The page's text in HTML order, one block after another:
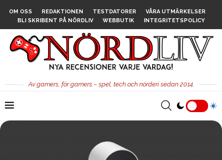
OM OSS REDAKTIONEN TESTDATORER
VÅRA UTMÄRKELSER
BLI SKRIBENT PÅ NÖRDLIV
WEBBUTIK INTEGRITETSPOLICY
Av gamers, för gamers – spel, tech och nörderi sedan 2014.